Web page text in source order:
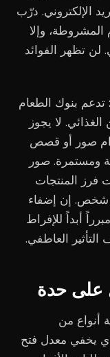
الإلكتروني. درّب
وإلا
لن تظهر الفوائد
بنوك الطعام
لا يجوز
صور أو قصص
ومستمرة. صور
فرز المنتجات
شخص. إن إضفاء
أبداً للإفراط
العاطفي.
على حدة
أنواع من
له. فمتوسط 28% الذي يخفي معدل فتح